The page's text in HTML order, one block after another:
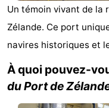
Kust
Chambre
-
Buitenheem
-
Un témoin vivant de la
Zélande. Ce port
navires historiques et
À quoi pouvez-
du Port de